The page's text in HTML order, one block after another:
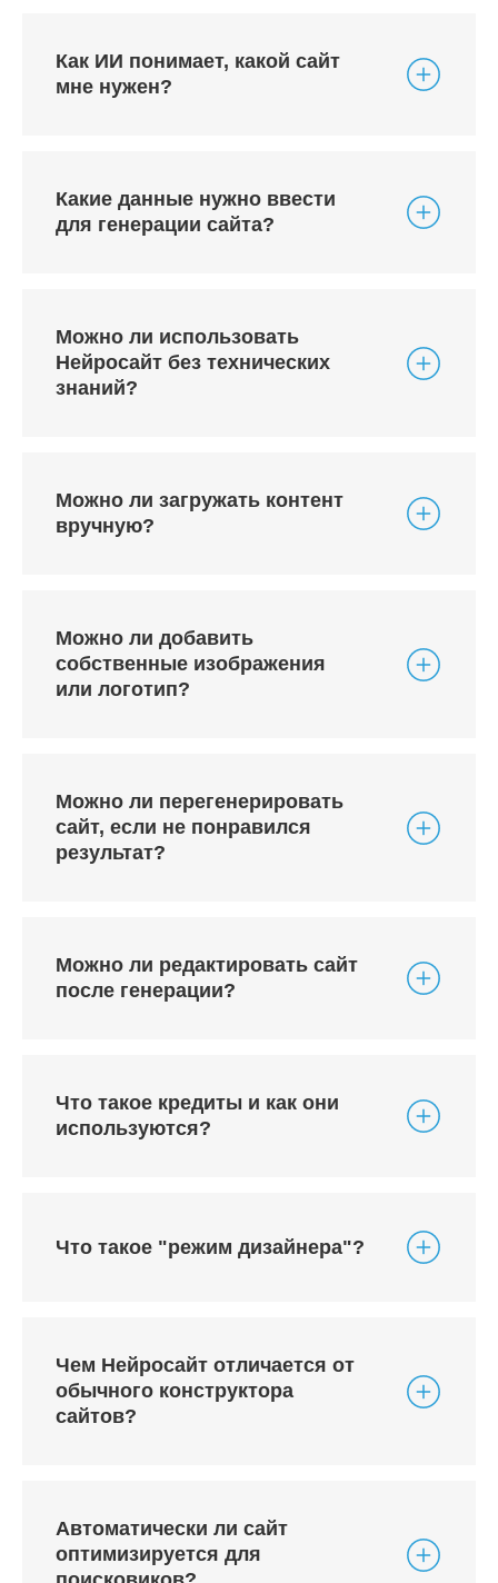
Как ИИ понимает, какой сайт
мне нужен?
Какие данные нужно ввести
для генерации сайта?
Можно ли использовать
Нейросайт без технических
знаний?
Можно ли загружать контент
вручную?
Можно ли добавить
собственные изображения
или логотип?
Можно ли перегенерировать
сайт, если не понравился
результат?
Можно ли редактировать сайт
после генерации?
Что такое кредиты и как они
используются?
Что такое "режим дизайнера"?
Чем Нейросайт отличается от
обычного конструктора
сайтов?
Автоматически ли сайт
оптимизируется для